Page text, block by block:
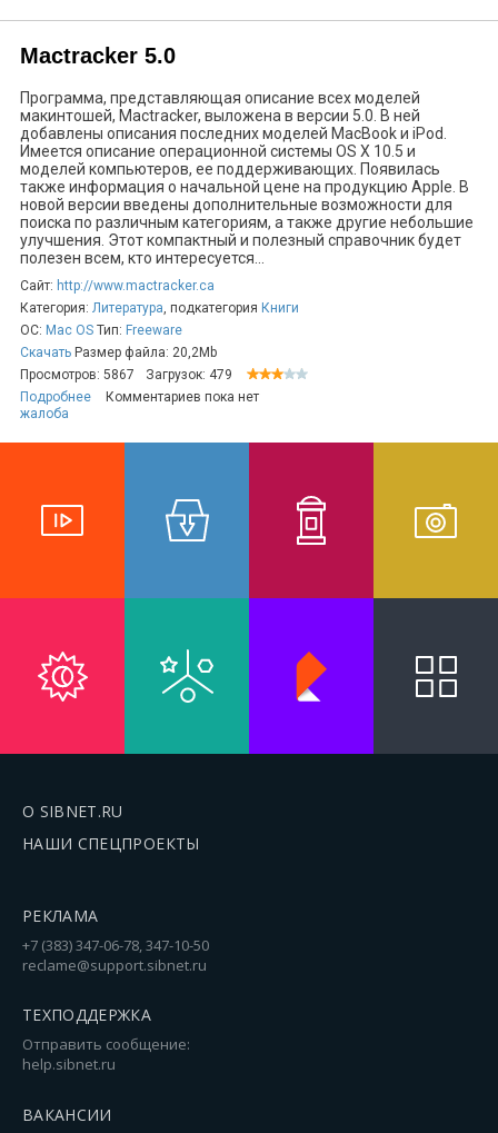
Mactracker 5.0
Программа, представляющая описание всех моделей
макинтошей, Mactracker, выложена в версии 5.0. В ней
добавлены описания последних моделей MacBook и iPod.
Имеется описание операционной системы OS X 10.5 и
моделей компьютеров, ее поддерживающих. Появилась
также информация о начальной цене на продукцию Apple. В
новой версии введены дополнительные возможности для
поиска по различным категориям, а также другие небольшие
улучшения. Этот компактный и полезный справочник будет
полезен всем, кто интересуется...
Сайт: http://www.mactracker.ca
Категория: Литература, подкатегория Книги
ОС: Mac OS Тип: Freeware
Скачать Размер файла: 20,2Mb
Просмотров: 5867
Загрузок: 479
Подробнее
Комментариев пока нет
жалоба
О SIBNET.RU
НАШИ СПЕЦПРОЕКТЫ
РЕКЛАМА
+7 (383) 347-06-78, 347-10-50
reclame@support.sibnet.ru
ТЕХПОДДЕРЖКА
Отправить сообщение:
help.sibnet.ru
ВАКАНСИИ